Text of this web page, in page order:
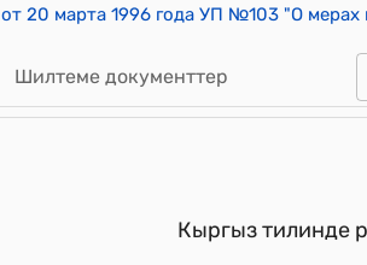
Шилтеме документтер
Кыргыз тилинде